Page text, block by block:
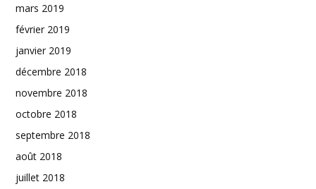
mars 2019
février 2019
janvier 2019
décembre 2018
novembre 2018
octobre 2018
septembre 2018
août 2018
juillet 2018